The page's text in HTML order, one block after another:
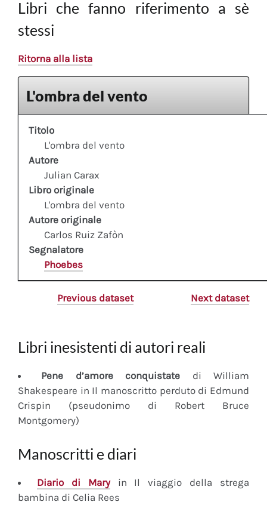
Libri che fanno riferimento a sè
stessi
Ritorna alla lista
L'ombra del vento
Titolo
L'ombra del vento
Autore
Julian Carax
Libro originale
L'ombra del vento
Autore originale
Carlos Ruiz Zafòn
Segnalatore
Phoebes
Previous dataset Next dataset
Libri inesistenti di autori reali
Pene d’amore conquistate di William
Shakespeare in Il manoscritto perduto di Edmund
Crispin (pseudonimo di Robert Bruce
Montgomery)
Manoscritti e diari
Diariodi Maryin Il viaggio della strega
bambina di Celia Rees